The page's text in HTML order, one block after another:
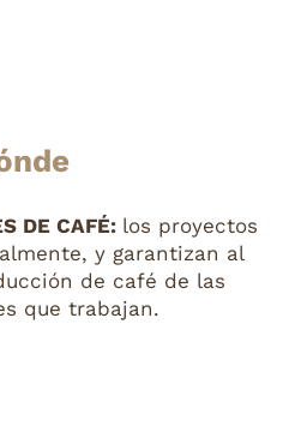
DE CAFÉ: los proyectos
y garantizan al
de café de las
que trabajan.